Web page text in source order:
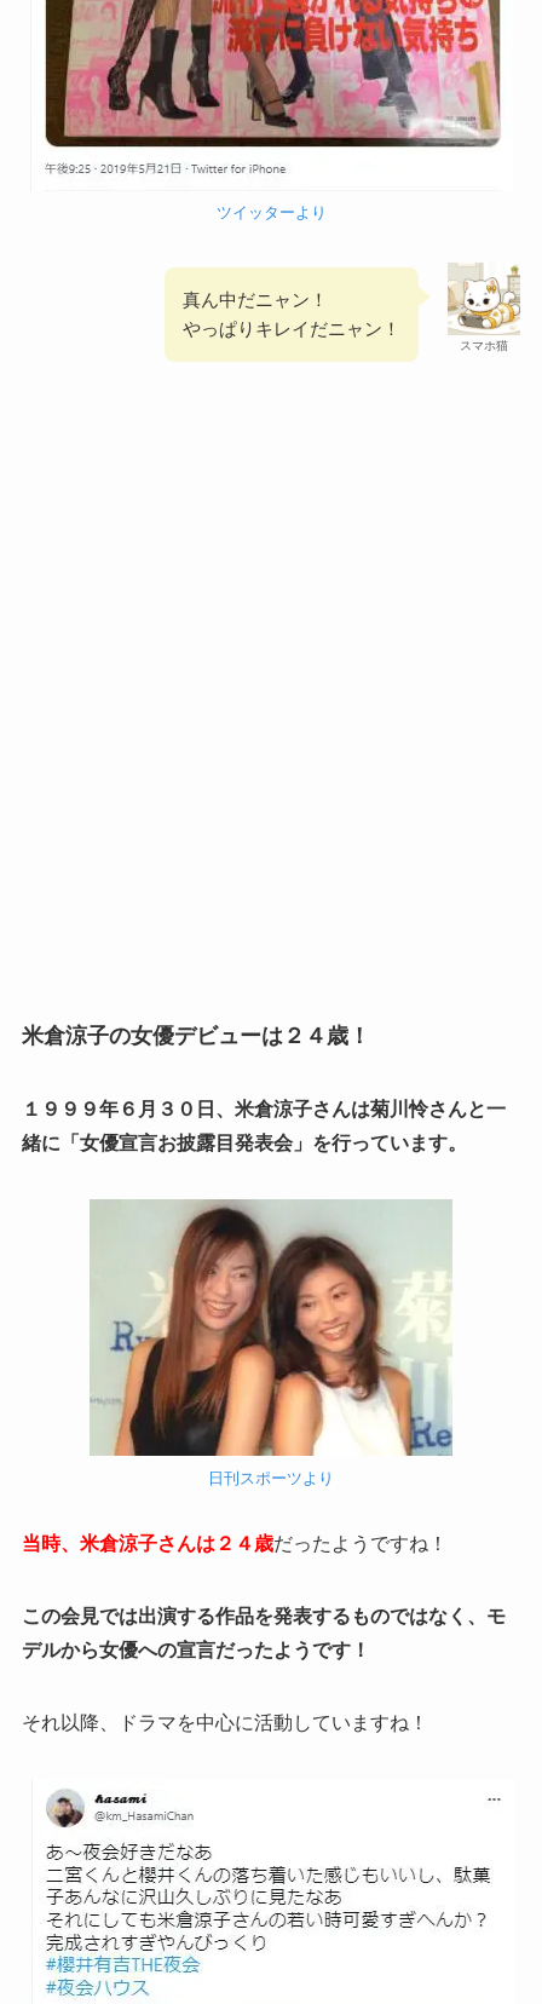
ツイッターより
スマホ猫
真ん中だニャン！
やっぱりキレイだニャン！
米倉涼子の女優デビューは２４歳！
１９９９年６月３０日、米倉涼子さんは菊川怜さんと一
緒に「女優宣言お披露目発表会」を行っています。
日刊スポーツより
当時、米倉涼子さんは２４歳だったようですね！
この会見では出演する作品を発表するものではなく、モ
デルから女優への宣言だったようです！
それ以降、ドラマを中心に活動していますね！